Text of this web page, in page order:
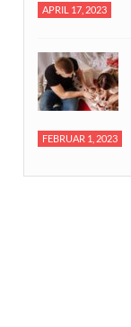
APRIL 17, 2023
FEBRUAR 1, 2023